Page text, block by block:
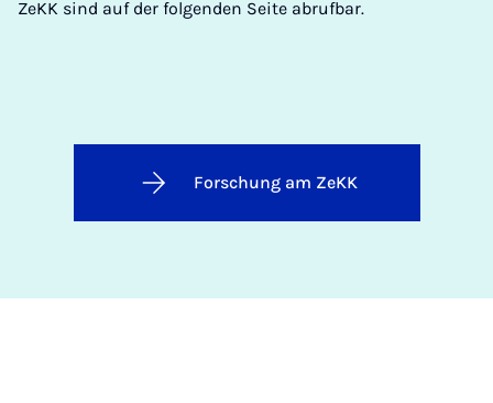
ZeKK sind auf der folgenden Seite abrufbar.
Forschung am ZeKK